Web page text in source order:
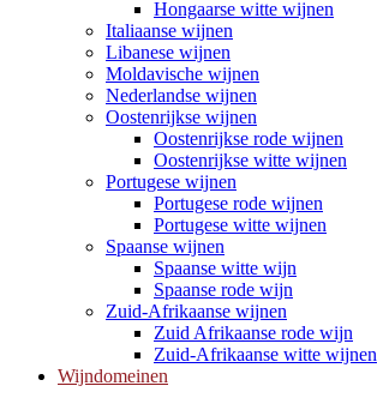
Hongaarse witte wijnen
Italiaanse wijnen
Libanese wijnen
Moldavische wijnen
Nederlandse wijnen
Oostenrijkse wijnen
Oostenrijkse rode wijnen
Oostenrijkse witte wijnen
Portugese wijnen
Portugese rode wijnen
Portugese witte wijnen
Spaanse wijnen
Spaanse witte wijn
Spaanse rode wijn
Zuid-Afrikaanse wijnen
Zuid Afrikaanse rode wijn
Zuid-Afrikaanse witte wijnen
Wijndomeinen